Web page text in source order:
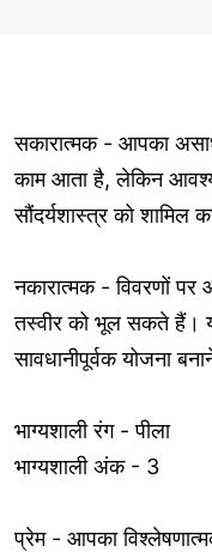
सकारात्मक - आपका
काम आता है, लेकिन
सौंदर्यशास्त्र को शामिल
नकारात्मक - विवरणों
तस्वीर को भूल सकते हैं।
सावधानीपूर्वक योजना
भाग्यशाली रंग - पीला
भाग्यशाली अंक - 3
प्रेम - आपका